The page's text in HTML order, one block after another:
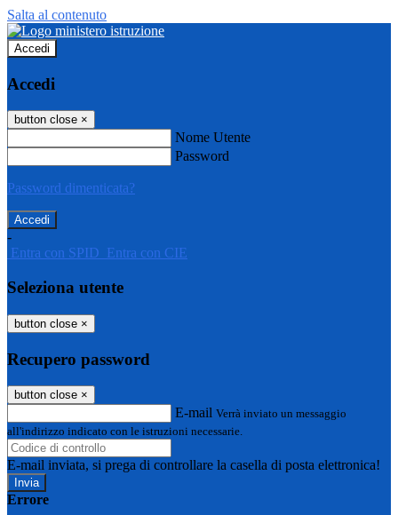
Salta al contenuto
Accedi
Accedi
button close ×
Nome Utente
Password
Password dimenticata?
-
Entra con SPID Entra con CIE
Seleziona utente
button close ×
Recupero password
button close ×
E-mail Verrà inviato un messaggio
all'indirizzo indicato con le istruzioni necessarie.
E-mail inviata, si prega di controllare la casella di posta elettronica!
Errore